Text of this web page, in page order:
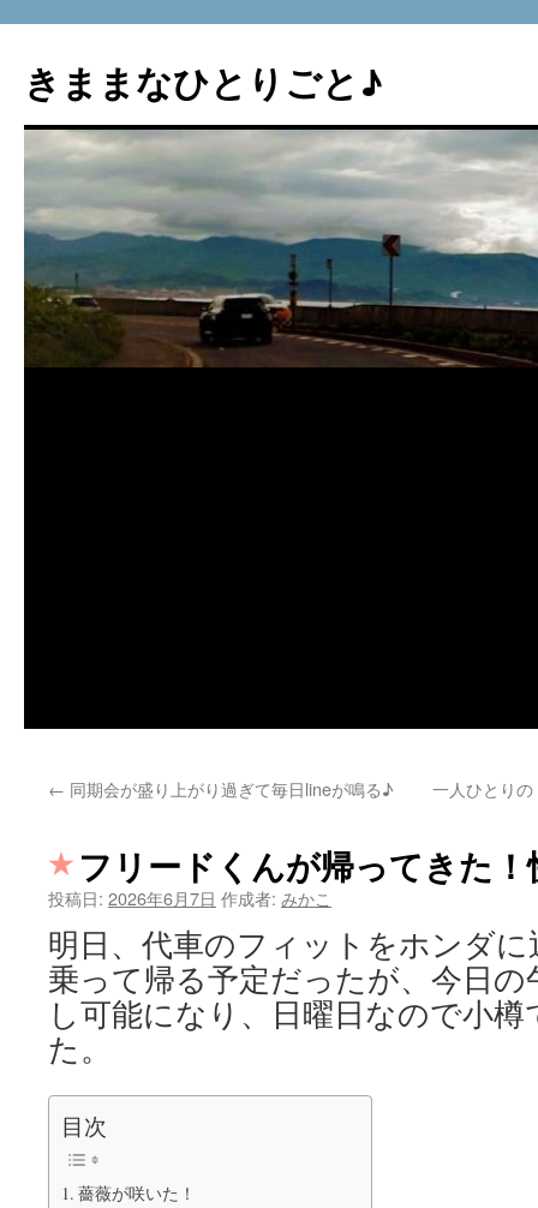
テ
ン
ス
プ
きままなひとりごと♪
← 同期会が盛り上がり過ぎて毎日lineが鳴る♪ 一人ひとり
フリードくんが帰ってきた
投稿日: 2026年6月7日 作成者: みかこ
明日、代車のフィットをホンダ
乗って帰る予定だったが、今日の
し可能になり、日曜日なので小
た。
目次
薔薇が咲いた！